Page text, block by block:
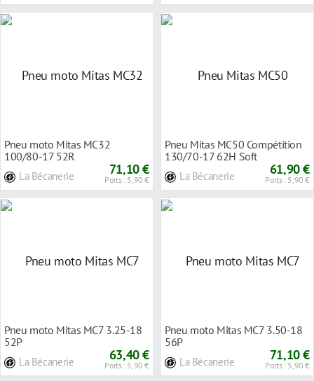
Pneu moto Mitas MC32
100/80-17 52R
La Bécanerie 71,10 €
Ports : 5,90 €
Pneu Mitas MC50 Compétition
130/70-17 62H Soft
La Bécanerie 61,90 €
Ports : 5,90 €
Pneu moto Mitas MC7 3.25-18
52P
La Bécanerie 63,40 €
Ports : 5,90 €
Pneu moto Mitas MC7 3.50-18
56P
La Bécanerie 71,10 €
Ports : 5,90 €